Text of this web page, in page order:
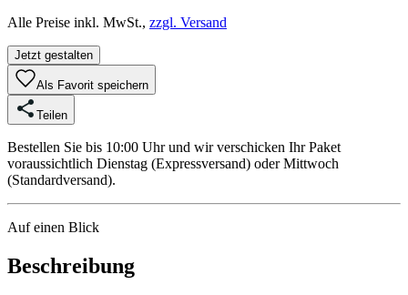
Alle Preise inkl. MwSt., zzgl. Versand
Jetzt gestalten
Als Favorit speichern
Teilen
Bestellen Sie bis 10:00 Uhr und wir verschicken Ihr Paket
voraussichtlich Dienstag (Expressversand) oder Mittwoch
(Standardversand).
Auf einen Blick
Beschreibung